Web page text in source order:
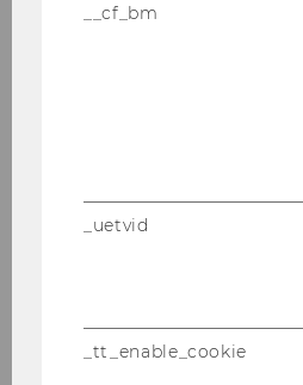
__cf_bm
_uetvid
_tt_enable_cookie